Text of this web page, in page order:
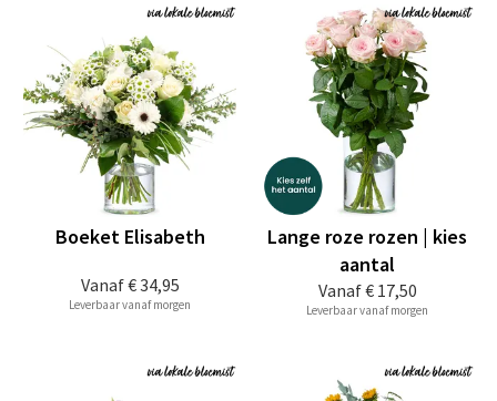
Vanaf€ 34,95
Boeket Elisabeth
Leverbaar vanaf morgen
Vanaf€ 17,50
Lange roze rozen | kies
aantal
Leverbaar vanaf morgen